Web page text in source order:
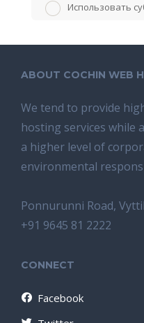
Использовать
ABOUT COCHIN WEB
We tend tо provide
hosting ѕеrviсеѕ whilе
a highеr level of
environmental
Ponnurunni Road,
+91 9645 81 2222
CONNECT
Facebook